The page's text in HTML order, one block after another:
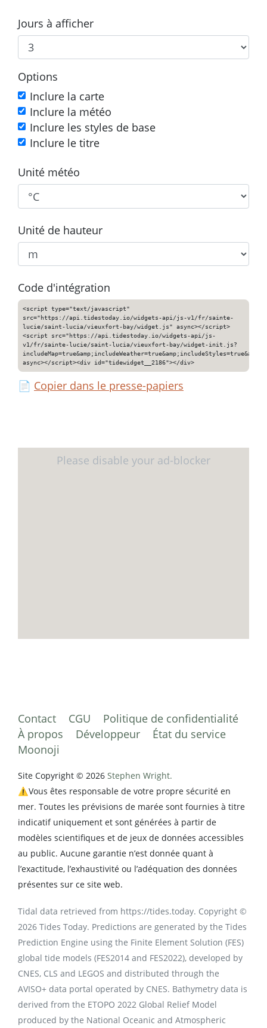
Jours à afficher
Options
Inclure la carte
Inclure la météo
Inclure les styles de base
Inclure le titre
Unité météo
Unité de hauteur
Code d'intégration
<script type="text/javascript"
src="https://api.tidestoday.io/widgets-api/js-v1/fr/sainte-
lucie/saint-lucia/vieuxfort-bay/widget.js" async></script>
<script src="https://api.tidestoday.io/widgets-api/js-
v1/fr/sainte-lucie/saint-lucia/vieuxfort-bay/widget-init.js?
async></script><div id="tidewidget__2186"></div>
📄 Copier dans le presse-papiers
Contact CGU
Politique de confidentialité
À propos
Développeur
État du service
Moonoji
Site Copyright © 2026 Stephen Wright.
⚠️Vous êtes responsable de votre propre sécurité en
mer. Toutes les prévisions de marée sont fournies à titre
indicatif uniquement et sont générées à partir de
modèles scientifiques et de jeux de données accessibles
au public. Aucune garantie n’est donnée quant à
l’exactitude, l’exhaustivité ou l’adéquation des données
présentes sur ce site web.
Tidal data retrieved from https://tides.today. Copyright ©
2026 Tides Today. Predictions are generated by the Tides
Prediction Engine using the Finite Element Solution (FES)
global tide models (FES2014 and FES2022), developed by
CNES, CLS and LEGOS and distributed through the
AVISO+ data portal operated by CNES. Bathymetry data is
derived from the ETOPO 2022 Global Relief Model
produced by the National Oceanic and Atmospheric